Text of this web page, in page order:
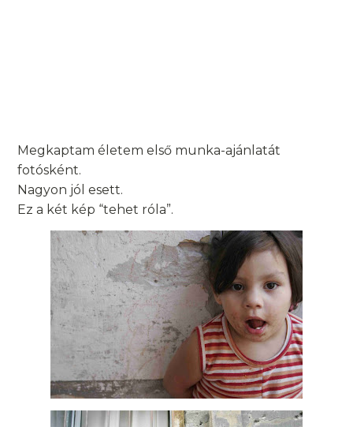
Megkaptam életem első munka-ajánlatát
fotósként.
Nagyon jól esett.
Ez a két kép “tehet róla”.